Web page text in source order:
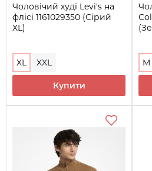
Чоловічий худі Levi's на
флісі 1161029350 (Сірий
XL)
XL XXL
Купити
M